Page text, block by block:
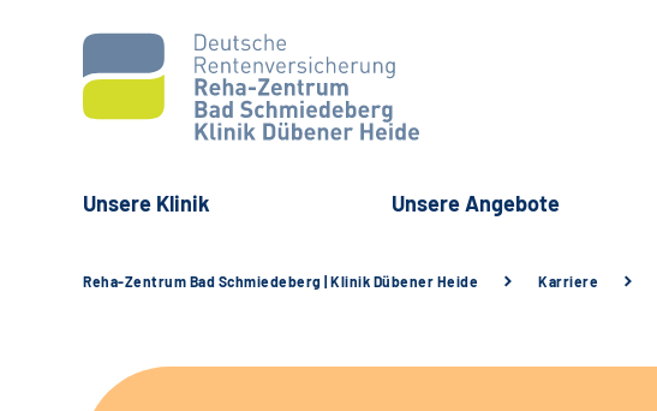
Unsere Klinik Unsere Angebote
Reha-Zentrum Bad Schmiedeberg | Klinik Dübener Heide Karriere